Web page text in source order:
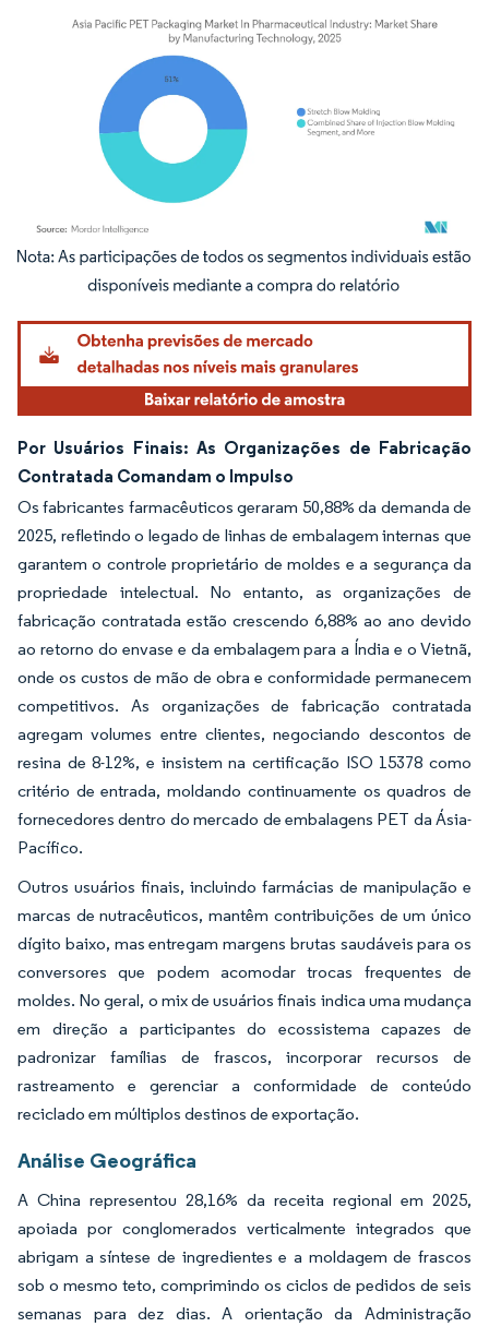
Imagem © Mordor Intelligence. O reuso requer atribuição conforme CC BY 4.0.
Por Usuários Finais: As Organizações de Fabricação
Contratada Comandam o Impulso
Os fabricantes farmacêuticos geraram 50,88% da demanda de
2025, refletindo o legado de linhas de embalagem internas que
garantem o controle proprietário de moldes e a segurança da
propriedade intelectual. No entanto, as organizações de
fabricação contratada estão crescendo 6,88% ao ano devido
ao retorno do envase e da embalagem para a Índia e o Vietnã,
onde os custos de mão de obra e conformidade permanecem
competitivos. As organizações de fabricação contratada
agregam volumes entre clientes, negociando descontos de
resina de 8-12%, e insistem na certificação ISO 15378 como
critério de entrada, moldando continuamente os quadros de
fornecedores dentro do mercado de embalagens PET da Ásia-
Pacífico.
Outros usuários finais, incluindo farmácias de manipulação e
marcas de nutracêuticos, mantêm contribuições de um único
dígito baixo, mas entregam margens brutas saudáveis para os
conversores que podem acomodar trocas frequentes de
moldes. No geral, o mix de usuários finais indica uma mudança
em direção a participantes do ecossistema capazes de
padronizar famílias de frascos, incorporar recursos de
rastreamento e gerenciar a conformidade de conteúdo
reciclado em múltiplos destinos de exportação.
Análise Geográfica
A China representou 28,16% da receita regional em 2025,
apoiada por conglomerados verticalmente integrados que
abrigam a síntese de ingredientes e a moldagem de frascos
sob o mesmo teto, comprimindo os ciclos de pedidos de seis
semanas para dez dias. A orientação da Administração